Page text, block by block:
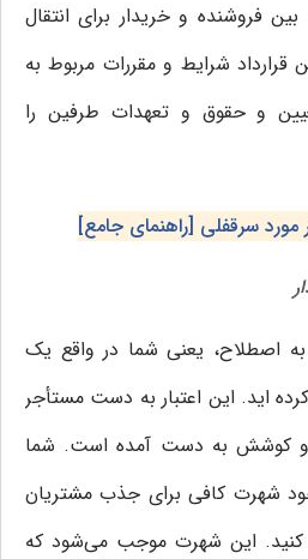
فروشنده و خریدار برای انتقال
شرایط و مقررات مربوط به
و حقوق و تعهدات طرفین را
سرقفلی [راهنمای جامع]
اصطلاح، یعنی شما در واقع یک
کرده ‌اید. این اعتبار به دست مستأجر
و کوشش به دست آمده است. شما
شهرت کافی برای جذب مشتریان
کنید. این شهرت موجب می‌شود که